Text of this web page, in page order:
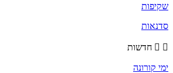
שקיפות
סדנאות
חדשות
ימי קורונה